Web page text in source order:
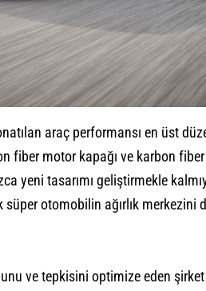
araç performansı en üst
fiber motor kapağı ve karbon
yeni tasarımı geliştirmekle
süper otomobilin ağırlık merkezini
ve tepkisini optimize eden şirket